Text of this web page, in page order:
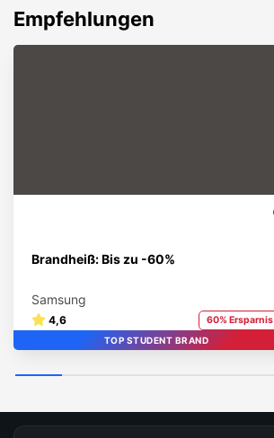
Empfehlungen
Brandheiß: Bis zu -60%
Samsung
4,6 60% Ersparnis
TOP STUDENT BRAND